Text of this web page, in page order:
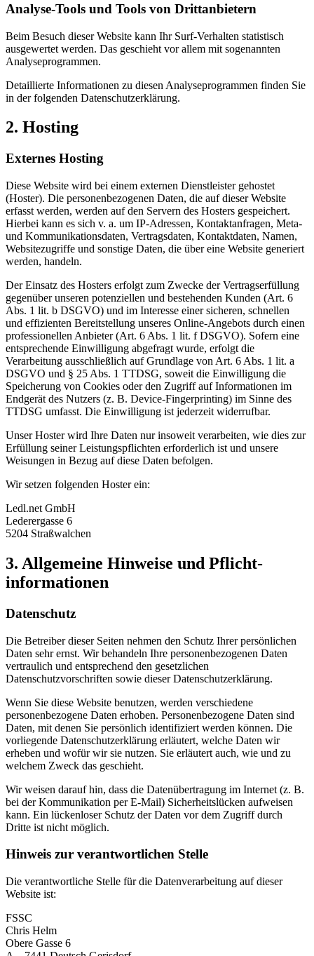
Analyse-Tools und Tools von Dritt­anbietern
Beim Besuch dieser Website kann Ihr Surf-Verhalten statistisch
ausgewertet werden. Das geschieht vor allem mit sogenannten
Analyseprogrammen.
Detaillierte Informationen zu diesen Analyseprogrammen finden Sie
in der folgenden Datenschutzerklärung.
2. Hosting
Externes Hosting
Diese Website wird bei einem externen Dienstleister gehostet
(Hoster). Die personenbezogenen Daten, die auf dieser Website
erfasst werden, werden auf den Servern des Hosters gespeichert.
Hierbei kann es sich v. a. um IP-Adressen, Kontaktanfragen, Meta-
und Kommunikationsdaten, Vertragsdaten, Kontaktdaten, Namen,
Websitezugriffe und sonstige Daten, die über eine Website generiert
werden, handeln.
Der Einsatz des Hosters erfolgt zum Zwecke der Vertragserfüllung
gegenüber unseren potenziellen und bestehenden Kunden (Art. 6
Abs. 1 lit. b DSGVO) und im Interesse einer sicheren, schnellen
und effizienten Bereitstellung unseres Online-Angebots durch einen
professionellen Anbieter (Art. 6 Abs. 1 lit. f DSGVO). Sofern eine
entsprechende Einwilligung abgefragt wurde, erfolgt die
Verarbeitung ausschließlich auf Grundlage von Art. 6 Abs. 1 lit. a
DSGVO und § 25 Abs. 1 TTDSG, soweit die Einwilligung die
Speicherung von Cookies oder den Zugriff auf Informationen im
Endgerät des Nutzers (z. B. Device-Fingerprinting) im Sinne des
TTDSG umfasst. Die Einwilligung ist jederzeit widerrufbar.
Unser Hoster wird Ihre Daten nur insoweit verarbeiten, wie dies zur
Erfüllung seiner Leistungspflichten erforderlich ist und unsere
Weisungen in Bezug auf diese Daten befolgen.
Wir setzen folgenden Hoster ein:
Ledl.net GmbH
Lederergasse 6
5204 Straßwalchen
3. Allgemeine Hinweise und Pflicht­
informationen
Datenschutz
Die Betreiber dieser Seiten nehmen den Schutz Ihrer persönlichen
Daten sehr ernst. Wir behandeln Ihre personenbezogenen Daten
vertraulich und entsprechend den gesetzlichen
Datenschutzvorschriften sowie dieser Datenschutzerklärung.
Wenn Sie diese Website benutzen, werden verschiedene
personenbezogene Daten erhoben. Personenbezogene Daten sind
Daten, mit denen Sie persönlich identifiziert werden können. Die
vorliegende Datenschutzerklärung erläutert, welche Daten wir
erheben und wofür wir sie nutzen. Sie erläutert auch, wie und zu
welchem Zweck das geschieht.
Wir weisen darauf hin, dass die Datenübertragung im Internet (z. B.
bei der Kommunikation per E-Mail) Sicherheitslücken aufweisen
kann. Ein lückenloser Schutz der Daten vor dem Zugriff durch
Dritte ist nicht möglich.
Hinweis zur verantwortlichen Stelle
Die verantwortliche Stelle für die Datenverarbeitung auf dieser
Website ist:
FSSC
Chris Helm
Obere Gasse 6